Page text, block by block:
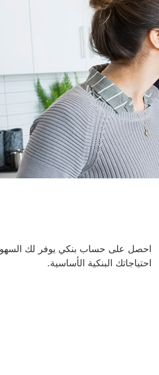
احصل على حساب بنكي يوفر لك السهولة
احتياجاتك البنكية الأساسية.